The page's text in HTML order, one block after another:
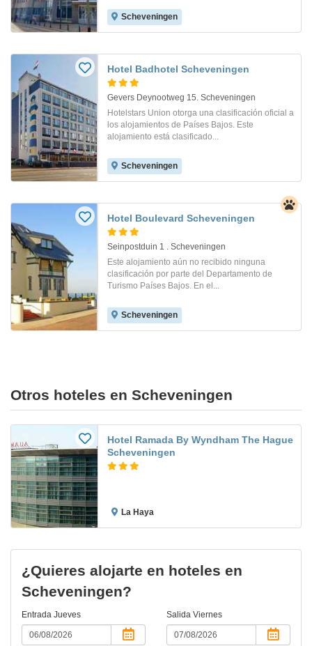
Scheveningen
Hotel Badhotel Scheveningen
Gevers Deynootweg 15. Scheveningen
Hotelstars Union otorga una clasificación oficial a
los alojamientos de Países Bajos. Este
alojamiento está clasificado...
Scheveningen
Hotel Boulevard Scheveningen
Seinpostduin 1 . Scheveningen
Este alojamiento aún no recibido ninguna
clasificación por parte del Departamento de
Turismo Países Bajos. En el...
Scheveningen
Otros hoteles en Scheveningen
Hotel Ramada By Wyndham The Hague
Scheveningen
La Haya
¿Quieres alojarte en hoteles en
Scheveningen?
Entrada Jueves Salida Viernes